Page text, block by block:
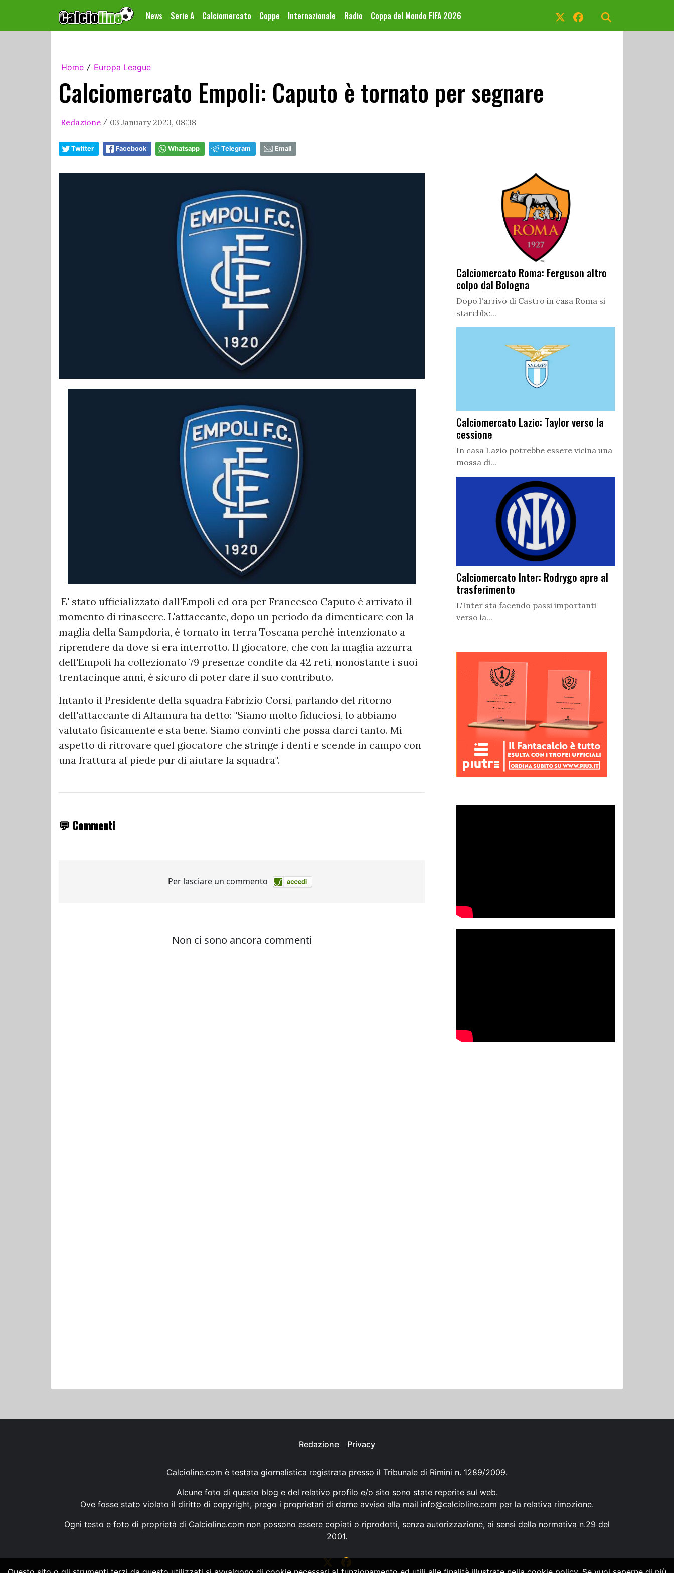
News Serie A Calciomercato Coppe Internazionale Radio Coppa del Mondo FIFA 2026
Home / Europa League
Calciomercato Empoli: Caputo è tornato per segnare
Redazione / 03 January 2023, 08:38
Twitter Facebook Whatsapp Telegram Email
E' stato ufficializzato dall'Empoli ed ora per Francesco Caputo è arrivato il
momento di rinascere. L'attaccante, dopo un periodo da dimenticare con la
maglia della Sampdoria, è tornato in terra Toscana perchè intenzionato a
riprendere da dove si era interrotto. Il giocatore, che con la maglia azzurra
dell'Empoli ha collezionato 79 presenze condite da 42 reti, nonostante i suoi
trentacinque anni, è sicuro di poter dare il suo contributo.
Intanto il Presidente della squadra Fabrizio Corsi, parlando del ritorno
dell'attaccante di Altamura ha detto: "Siamo molto fiduciosi, lo abbiamo
valutato fisicamente e sta bene. Siamo convinti che possa darci tanto. Mi
aspetto di ritrovare quel giocatore che stringe i denti e scende in campo con
una frattura al piede pur di aiutare la squadra".
💬 Commenti
Calciomercato Roma: Ferguson altro
colpo dal Bologna
Dopo l'arrivo di Castro in casa Roma si
starebbe...
Calciomercato Lazio: Taylor verso la
cessione
In casa Lazio potrebbe essere vicina una
mossa di...
Calciomercato Inter: Rodrygo apre al
trasferimento
L'Inter sta facendo passi importanti
verso la...
Redazione Privacy
Calcioline.com è testata giornalistica registrata presso il Tribunale di Rimini n. 1289/2009.
Alcune foto di questo blog e del relativo profilo e/o sito sono state reperite sul web.
Ove fosse stato violato il diritto di copyright, prego i proprietari di darne avviso alla mail info@calcioline.com per la relativa rimozione.
Ogni testo e foto di proprietà di Calcioline.com non possono essere copiati o riprodotti, senza autorizzazione, ai sensi della normativa n.29 del
2001.